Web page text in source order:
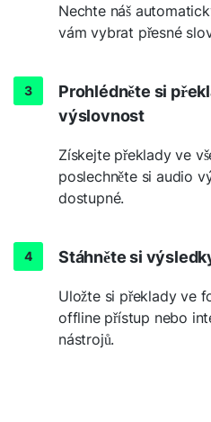
Nechte náš
vám vybrat přesné
Prohlédněte si
výslovnost
Získejte překlady ve
poslechněte si audio
dostupné.
Stáhněte si
Uložte si překlady ve
offline přístup nebo
nástrojů.